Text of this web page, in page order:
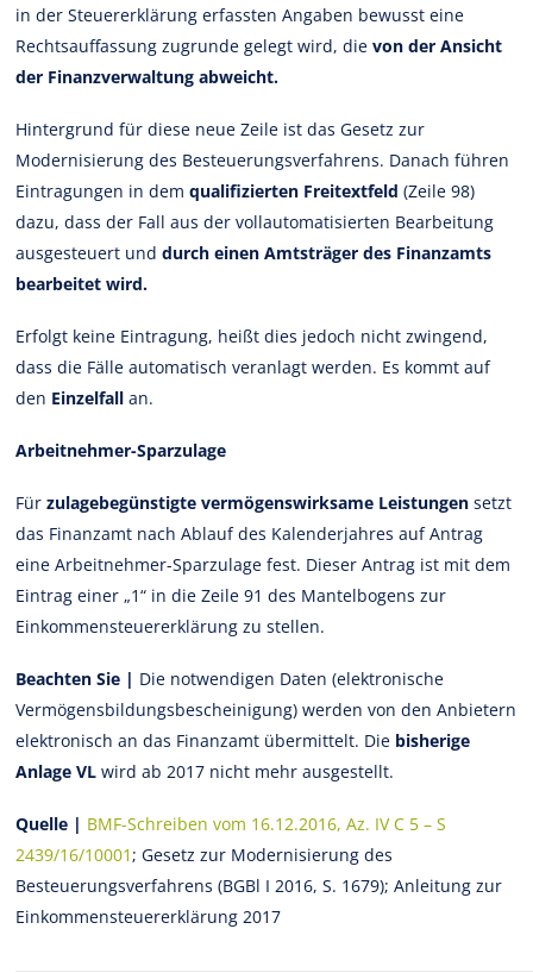
in der Steuererklärung erfassten Angaben bewusst eine
Rechtsauffassung zugrunde gelegt wird, dievon der Ansicht
der Finanzverwaltung abweicht.
Hintergrund für diese neue Zeile ist das Gesetz zur
Modernisierung des Besteuerungsverfahrens. Danach führen
Eintragungen in demqualifizierten Freitextfeld (Zeile 98)
dazu, dass der Fall aus der vollautomatisierten Bearbeitung
ausgesteuert unddurch einen Amtsträger des Finanzamts
bearbeitet wird.
Erfolgt keine Eintragung, heißt dies jedoch nicht zwingend,
dass die Fälle automatisch veranlagt werden. Es kommt auf
den Einzelfall an.
Arbeitnehmer-Sparzulage
Fürzulagebegünstigte vermögenswirksame Leistungen setzt
das Finanzamt nach Ablauf des Kalenderjahres auf Antrag
eine Arbeitnehmer-Sparzulage fest. Dieser Antrag ist mit dem
Eintrag einer „1“ in die Zeile 91 des Mantelbogens zur
Einkommensteuererklärung zu stellen.
Beachten Sie | Die notwendigen Daten (elektronische
Vermögensbildungsbescheinigung) werden von den Anbietern
elektronisch an das Finanzamt übermittelt. Die bisherige
Anlage VL wird ab 2017 nicht mehr ausgestellt.
Quelle | BMF-Schreiben vom 16.12.2016, Az. IV C 5 – S
2439/16/10001 ; Gesetz zur Modernisierung des
Besteuerungsverfahrens (BGBl I 2016, S. 1679); Anleitung zur
Einkommensteuererklärung 2017